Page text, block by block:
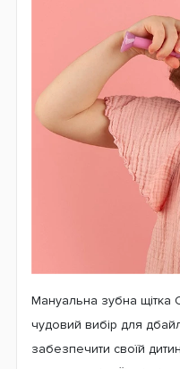
Мануальна зубна щітка
чудовий вибір для
забезпечити своїй